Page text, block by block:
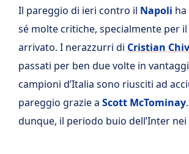
Il pareggio di ieri contro il Napoli
sé molte critiche, specialmente per
arrivato. I nerazzurri di Cristian
passati per ben due volte in
campioni d’Italia sono riusciti ad
pareggio grazie a Scott McTominay
dunque, il periodo buio dell’Inter